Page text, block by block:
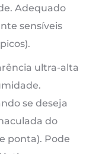
Adequado
sensíveis
ultra-alta
se deseja
do
ponta). Pode